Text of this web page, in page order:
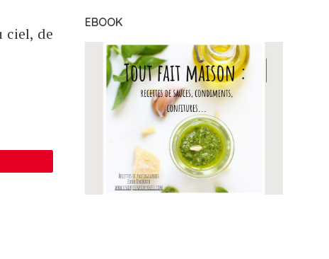
ciel, de
EBOOK